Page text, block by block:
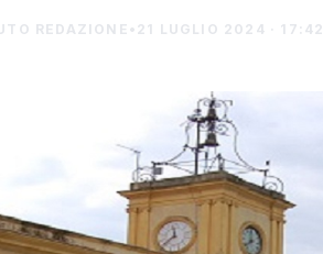
REDAZIONE • 21 LUGLIO 2024 · 17:42